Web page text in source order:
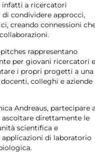
infatti a ricercatori
condividere approcci,
creando connessioni
rappresentano
per giovani ricercatori e
i propri progetti a una
colleghi e aziende
Andreaus, partecipare
direttamente le
scientifica e
applicazioni di laboratorio